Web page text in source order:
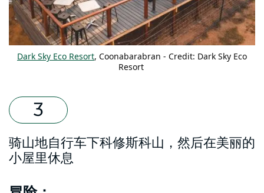
Dark Sky Eco Resort, Coonabarabran - Credit: Dark Sky Eco
Resort
骑山地自行车下科修斯科山，然后在美丽的
小屋里休息